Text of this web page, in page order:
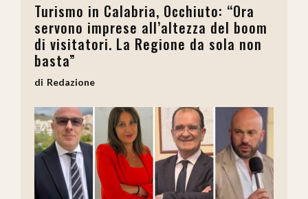
Turismo in Calabria, Occhiuto: “Ora
servono imprese all’altezza del boom
di visitatori. La Regione da sola non
basta”
Redazione